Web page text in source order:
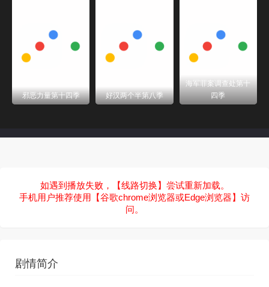
邪恶力量第十四季 好汉两个半第八季
海军罪案调查处第十
四季
如遇到播放失败，【线路切换】尝试重新加载。
手机用户推荐使用【谷歌chrome浏览器或Edge浏览器】访
问。
剧情简介